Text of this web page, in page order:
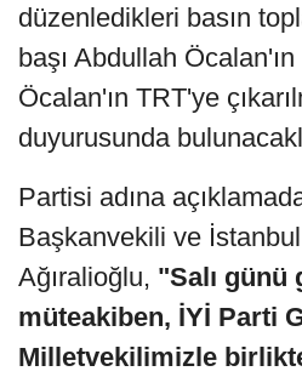
düzenledikleri basın
başı Abdullah
Öcalan'ın TRT'ye
duyurusunda
Partisi adına
Başkanvekili ve
Ağıralioğlu, "Salı günü
müteakiben, İYİ Parti
Milletvekilimizle